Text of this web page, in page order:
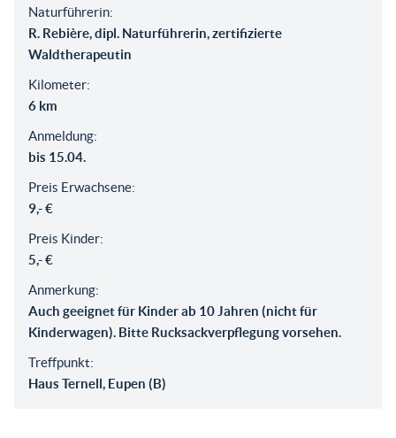
Naturführerin:
R. Rebière, dipl. Naturführerin, zertifizierte
Waldtherapeutin
Kilometer:
6 km
Anmeldung:
bis 15.04.
Preis Erwachsene:
9,- €
Preis Kinder:
5,- €
Anmerkung:
Auch geeignet für Kinder ab 10 Jahren (nicht für
Kinderwagen). Bitte Rucksackverpflegung vorsehen.
Treffpunkt:
Haus Ternell, Eupen (B)